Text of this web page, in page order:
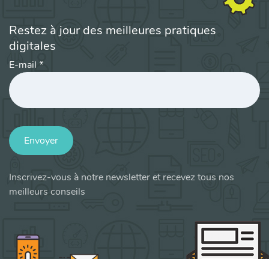
Restez à jour des meilleures pratiques
digitales
E-mail *
Envoyer
Inscrivez-vous à notre newsletter et recevez tous nos
meilleurs conseils